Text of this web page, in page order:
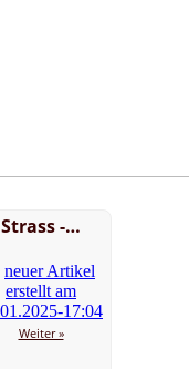
Strass -…
Weiter »